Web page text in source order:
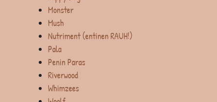
Monster
Mush
Nutriment (entinen RAUH!)
Pala
Penin Paras
Riverwood
Whimzees